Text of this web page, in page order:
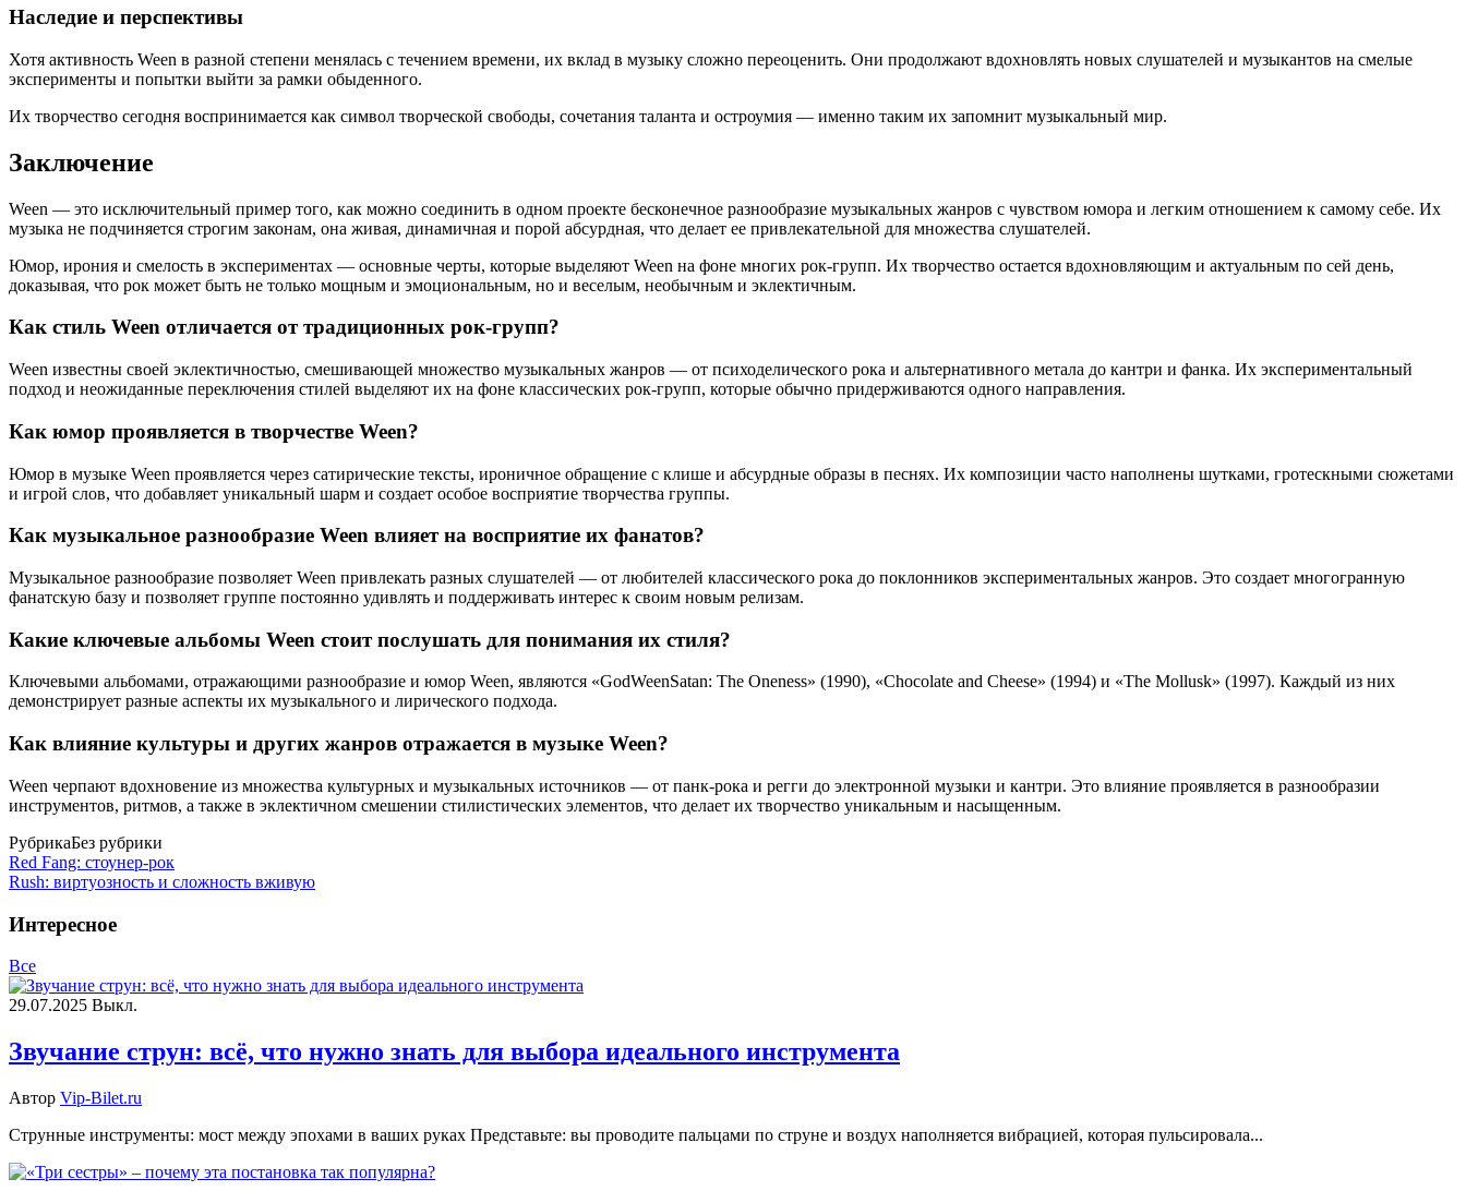
Наследие и перспективы
Хотя активность Ween в разной степени менялась с течением времени, их вклад в музыку сложно переоценить. Они продолжают вдохновлять новых слушателей и музыкантов на смелые
эксперименты и попытки выйти за рамки обыденного.
Их творчество сегодня воспринимается как символ творческой свободы, сочетания таланта и остроумия — именно таким их запомнит музыкальный мир.
Заключение
Ween — это исключительный пример того, как можно соединить в одном проекте бесконечное разнообразие музыкальных жанров с чувством юмора и легким отношением к самому себе. Их
музыка не подчиняется строгим законам, она живая, динамичная и порой абсурдная, что делает ее привлекательной для множества слушателей.
Юмор, ирония и смелость в экспериментах — основные черты, которые выделяют Ween на фоне многих рок-групп. Их творчество остается вдохновляющим и актуальным по сей день,
доказывая, что рок может быть не только мощным и эмоциональным, но и веселым, необычным и эклектичным.
Как стиль Ween отличается от традиционных рок-групп?
Ween известны своей эклектичностью, смешивающей множество музыкальных жанров — от психоделического рока и альтернативного метала до кантри и фанка. Их экспериментальный
подход и неожиданные переключения стилей выделяют их на фоне классических рок-групп, которые обычно придерживаются одного направления.
Как юмор проявляется в творчестве Ween?
Юмор в музыке Ween проявляется через сатирические тексты, ироничное обращение с клише и абсурдные образы в песнях. Их композиции часто наполнены шутками, гротескными сюжетами
и игрой слов, что добавляет уникальный шарм и создает особое восприятие творчества группы.
Как музыкальное разнообразие Ween влияет на восприятие их фанатов?
Музыкальное разнообразие позволяет Ween привлекать разных слушателей — от любителей классического рока до поклонников экспериментальных жанров. Это создает многогранную
фанатскую базу и позволяет группе постоянно удивлять и поддерживать интерес к своим новым релизам.
Какие ключевые альбомы Ween стоит послушать для понимания их стиля?
Ключевыми альбомами, отражающими разнообразие и юмор Ween, являются «GodWeenSatan: The Oneness» (1990), «Chocolate and Cheese» (1994) и «The Mollusk» (1997). Каждый из них
демонстрирует разные аспекты их музыкального и лирического подхода.
Как влияние культуры и других жанров отражается в музыке Ween?
Ween черпают вдохновение из множества культурных и музыкальных источников — от панк-рока и регги до электронной музыки и кантри. Это влияние проявляется в разнообразии
инструментов, ритмов, а также в эклектичном смешении стилистических элементов, что делает их творчество уникальным и насыщенным.
РубрикаБез рубрики
Red Fang: стоунер-рок
Rush: виртуозность и сложность вживую
Интересное
Все
29.07.2025 Выкл.
Звучание струн: всё, что нужно знать для выбора идеального инструмента
Автор Vip-Bilet.ru
Струнные инструменты: мост между эпохами в ваших руках Представьте: вы проводите пальцами по струне и воздух наполняется вибрацией, которая пульсировала...